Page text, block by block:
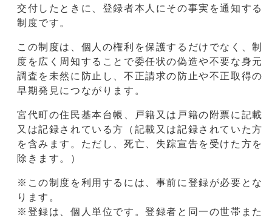
交付したときに、登録者本人にその事実を通知する
制度です。
この制度は、個人の権利を保護するだけでなく、制
度を広く周知することで委任状の偽造や不要な身元
調査を未然に防止し、不正請求の防止や不正取得の
早期発見につながります。
宮代町の住民基本台帳、戸籍又は戸籍の附票に記載
又は記録されている方（記載又は記録されていた方
を含みます。ただし、死亡、失踪宣告を受けた方を
除きます。）
※この制度を利用するには、事前に登録が必要とな
ります。
※登録は、個人単位です。登録者と同一の世帯また